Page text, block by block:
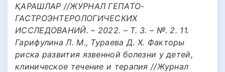
ҚАРАШЛАР //ЖУРНАЛ ГЕПАТО-
ГАСТРОЭНТЕРОЛОГИЧЕСКИХ
ИССЛЕДОВАНИЙ. – 2022. – Т. 3. – №. 2. 11.
Гарифулина Л. М., Тураева Д. Х. Факторы
риска развития язвенной болезни у детей,
клиническое течение и терапия //Журнал